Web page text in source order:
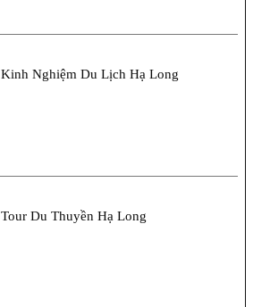
Kinh Nghiệm Du Lịch Hạ Long
Tour Du Thuyền Hạ Long